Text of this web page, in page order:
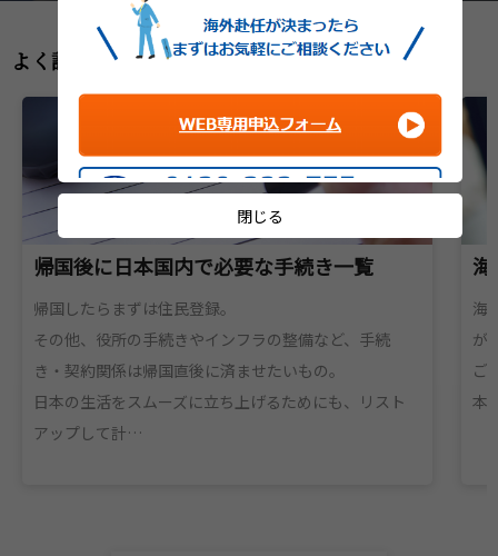
よく読まれている記事ランキング
帰国後に日本国内で必要な手続き一覧
帰国したらまずは住民登録。
その他、役所の手続きやインフラの整備など、手続
き・契約関係は帰国直後に済ませたいもの。
日本の生活をスムーズに立ち上げるためにも、リスト
アップして計…
海
が
ご
本
閉じる